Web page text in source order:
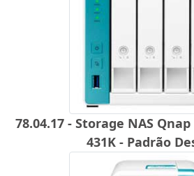
78.04.17 - Storage NAS
431K - Padrão